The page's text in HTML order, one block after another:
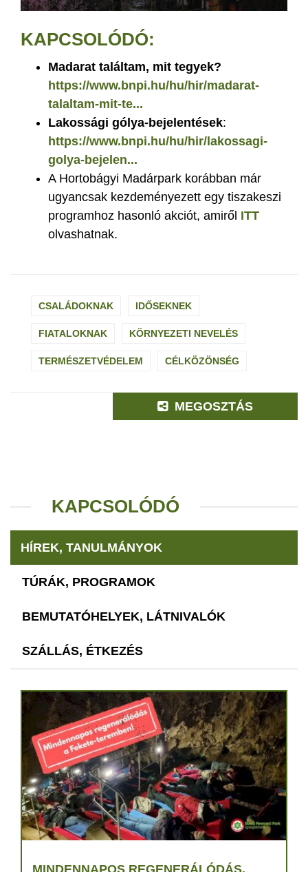
KAPCSOLÓDÓ:
Madarat találtam, mit tegyek?
https://www.bnpi.hu/hu/hir/madarat-
talaltam-mit-te...
Lakossági gólya-bejelentések:
https://www.bnpi.hu/hu/hir/lakossagi-
golya-bejelen...
A Hortobágyi Madárpark korábban már
ugyancsak kezdeményezett egy tiszakeszi
programhoz hasonló akciót, amiről ITT
olvashatnak.
CSALÁDOKNAK IDŐSEKNEK
FIATALOKNAK KÖRNYEZETI NEVELÉS
TERMÉSZETVÉDELEM CÉLKÖZÖNSÉG
MEGOSZTÁS
KAPCSOLÓDÓ
HÍREK, TANULMÁNYOK
TÚRÁK, PROGRAMOK
BEMUTATÓHELYEK, LÁTNIVALÓK
SZÁLLÁS, ÉTKEZÉS